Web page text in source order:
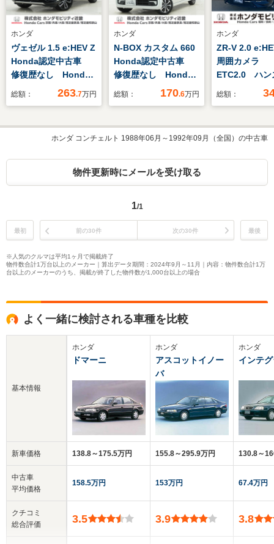
ホンダ
ヴェゼル 1.5 e:HEV Z
Honda認定中古車
修復歴なし Honda
販売店全国保証1年
周囲カメラ
ETC2.0 前後ドラレ
ーズコントロール シ
総額： 263.7万円
ホンダ
N-BOX カスタム 660
Honda認定中古車
修復歴なし Honda
販売店全国保証2年
ックカメラ ETC 前
後ドラレコ アダプテ
ール 片側電動スライ
総額： 170.6万円
ホンダ
ZR-V 2.0
周囲カメラ
ETC2.0 ハン
ー電動リアゲ
総額：
ホンダ コンチェルト 1988年06月～1992年09月（全国）の中古車
物件更新時にメールを受け取る
1/1
最初 前の30件 次の30件 最後
※人気のクルマは平均1ヶ月で掲載終了
物件数合計1万台以上のメーカー｜算出データ期間：2024年9月～11月｜内容：物件数合計1万
台以上のメーカーのうち、掲載が終了した物件数が1,000台以上の場合
よく一緒に検討される車種を比較
基本情報
新車価格
中古車
平均価格
クチコミ
総合評価
ホンダ
ドマーニ
138.8～175.5万円
158.5万円
3.5
ホンダ
アスコットイノー
バ
155.8～295.9万円
153万円
3.9
ホンダ
インテ
130.8～
67.4万円
3.8